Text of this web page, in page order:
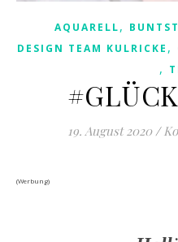
AQUARELL,
DESIGN TEAM KULRICKE ,
,
19. August 2020 /
(Werbung)